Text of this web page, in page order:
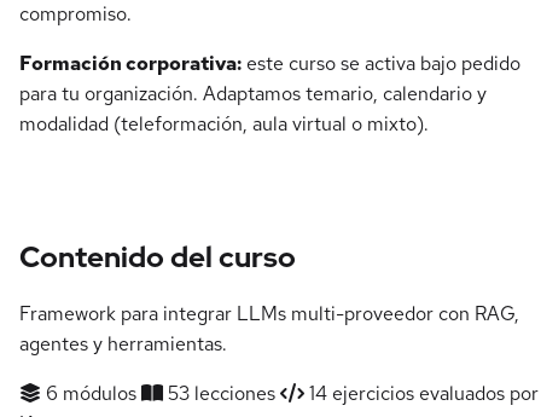
compromiso.
Formación corporativa: este curso se activa bajo pedido
para tu organización. Adaptamos temario, calendario y
modalidad (teleformación, aula virtual o mixto).
Contenido del curso
Framework para integrar LLMs multi-proveedor con RAG,
agentes y herramientas.
6 módulos
53 lecciones
14 ejercicios evaluados por